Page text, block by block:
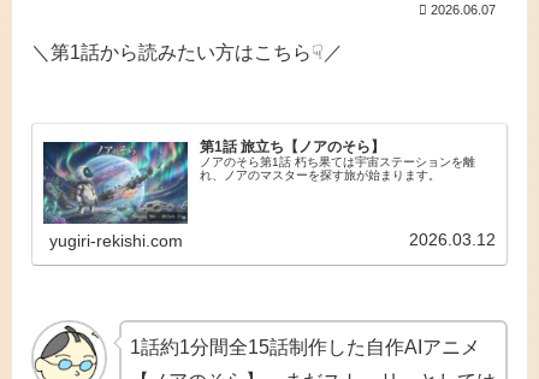
2026.06.07
＼第1話から読みたい方はこちら☟／
第1話 旅立ち【ノアのそら】
ノアのそら第1話 朽ち果ては宇宙ステーションを離
れ、ノアのマスターを探す旅が始まります。
yugiri-rekishi.com 2026.03.12
1話約1分間全15話制作した自作AIアニメ